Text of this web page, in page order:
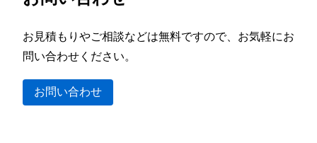
お見積もりやご相談などは無料ですので、お気軽にお
問い合わせください。
お問い合わせ